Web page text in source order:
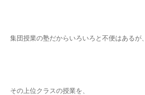
集団授業の塾だからいろいろと不便はあるが、
その上位クラスの授業を、